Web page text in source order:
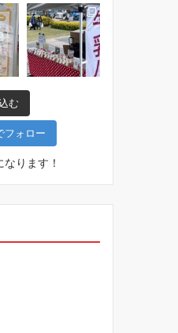
む
フォロー
ります！